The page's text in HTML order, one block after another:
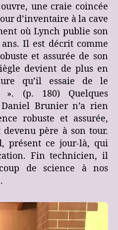
une craie coincée
d’inventaire à la cave
où Lynch publie son
Il est décrit comme
et assurée de son
devient de plus en
qu’il essaie de le
». (p. 180) Quelques
Brunier n’a rien
robuste et assurée,
devenu père à son tour.
présent ce jour-là, qui
Fin technicien, il
de science à nos